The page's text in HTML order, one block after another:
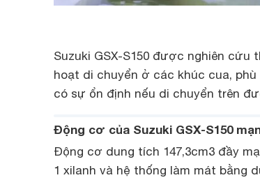
Suzuki GSX-S150 được nghiên cứu
hoạt di chuyển ở các khúc cua,
có sự ổn định nếu di chuyển trên
Động cơ của Suzuki GSX-S150
Động cơ dung tích 147,3cm3 đầy
1 xilanh và hệ thống làm mát bằng